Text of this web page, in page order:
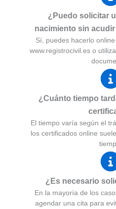
¿Puedo solicitar
nacimiento sin
Sí, puedes hacerlo
www.registrocivil.es o
¿Cuánto tiempo
El tiempo varía según el
los certificados online
¿Es necesario
En la mayoría de los
agendar una cita para